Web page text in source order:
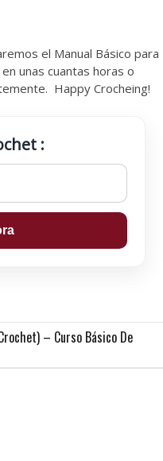
el Manual Básico para
unas cuantas horas o
Happy Crocheing!
:
– Curso Básico De